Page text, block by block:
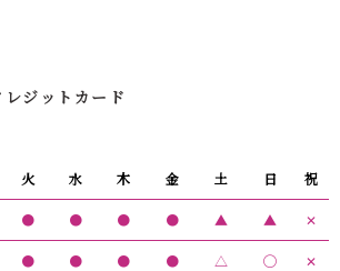
ジットカード
火 水 木 金 土 日 祝
● ● ● ● ▲ ▲ ✕
● ● ● ● △ ◯ ✕